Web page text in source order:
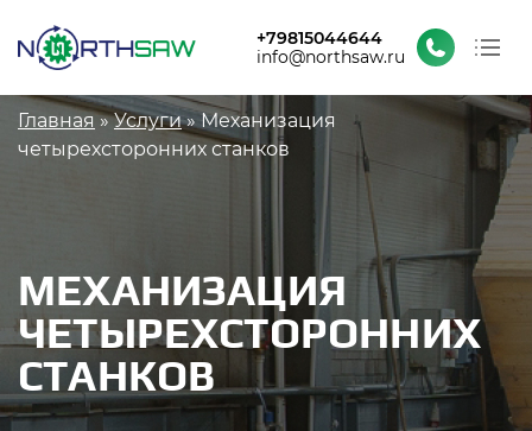
О заводе
Каталог
+79815044644
info@northsaw.ru
Строка навигации
Главная Услуги
Механизация
четырехсторонних станков
МЕХАНИЗАЦИЯ
ЧЕТЫРЕХСТОРОННИХ
СТАНКОВ